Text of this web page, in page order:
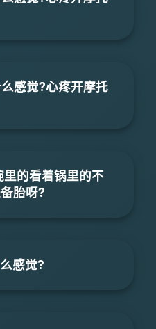
感觉?心疼开摩托
的看着锅里的不
胎呀?
感觉?